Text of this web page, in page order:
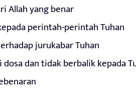
Allah yang benar
perintah-perintah Tuhan
jurukabar Tuhan
dan tidak berbalik kepada